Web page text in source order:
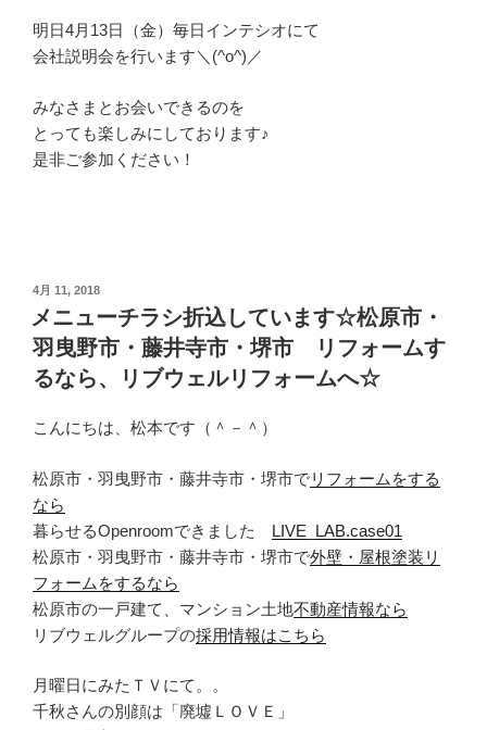
明日4月13日（金）毎日インテシオにて
会社説明会を行います＼(^o^)／
みなさまとお会いできるのを
とっても楽しみにしております♪
是非ご参加ください！
投
日:
4月 11, 2018
メニューチラシ折込しています☆松原市・
羽曳野市・藤井寺市・堺市 リフォームす
るなら、リブウェルリフォームへ☆
こんにちは、松本です（＾－＾）
松原市・羽曳野市・藤井寺市・堺市でリフォームをする
なら
暮らせるOpenroomできました LIVE_LAB.case01
松原市・羽曳野市・藤井寺市・堺市で外壁・屋根塗装リ
フォームをするなら
松原市の一戸建て、マンション土地不動産情報なら
リブウェルグループの採用情報はこちら
月曜日にみたＴＶにて。。
千秋さんの別顔は「廃墟ＬＯＶＥ」